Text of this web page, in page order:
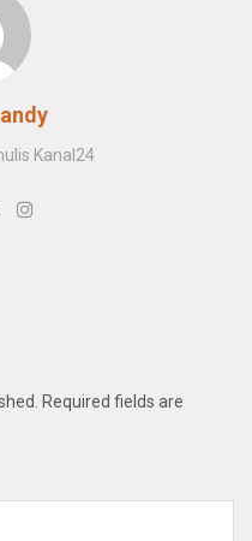
Kanal24
Required fields are